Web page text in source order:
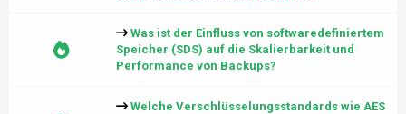
Was ist der Einfluss von softwaredefiniertem
Speicher (SDS) auf die Skalierbarkeit und
Performance von Backups?
Welche Verschlüsselungsstandards wie AES